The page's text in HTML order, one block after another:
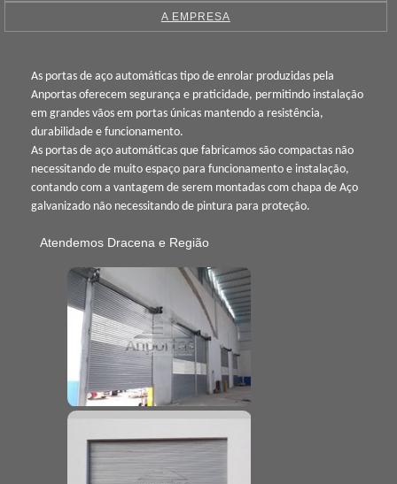
A EMPRESA
As portas de aço automáticas tipo de enrolar produzidas pela
Anportas oferecem segurança e praticidade, permitindo instalação
em grandes vãos em portas únicas mantendo a resistência,
durabilidade e funcionamento.
As portas de aço automáticas que fabricamos são compactas não
necessitando de muito espaço para funcionamento e instalação,
contando com a vantagem de serem montadas com chapa de Aço
galvanizado não necessitando de pintura para proteção.
Atendemos Dracena e Região